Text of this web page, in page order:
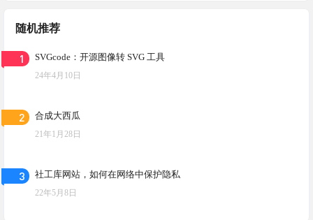
随机推荐
1 SVGcode：开源图像转 SVG 工具
24年4月10日
2 合成大西瓜
21年1月28日
3 社工库网站，如何在网络中保护隐私
22年5月8日